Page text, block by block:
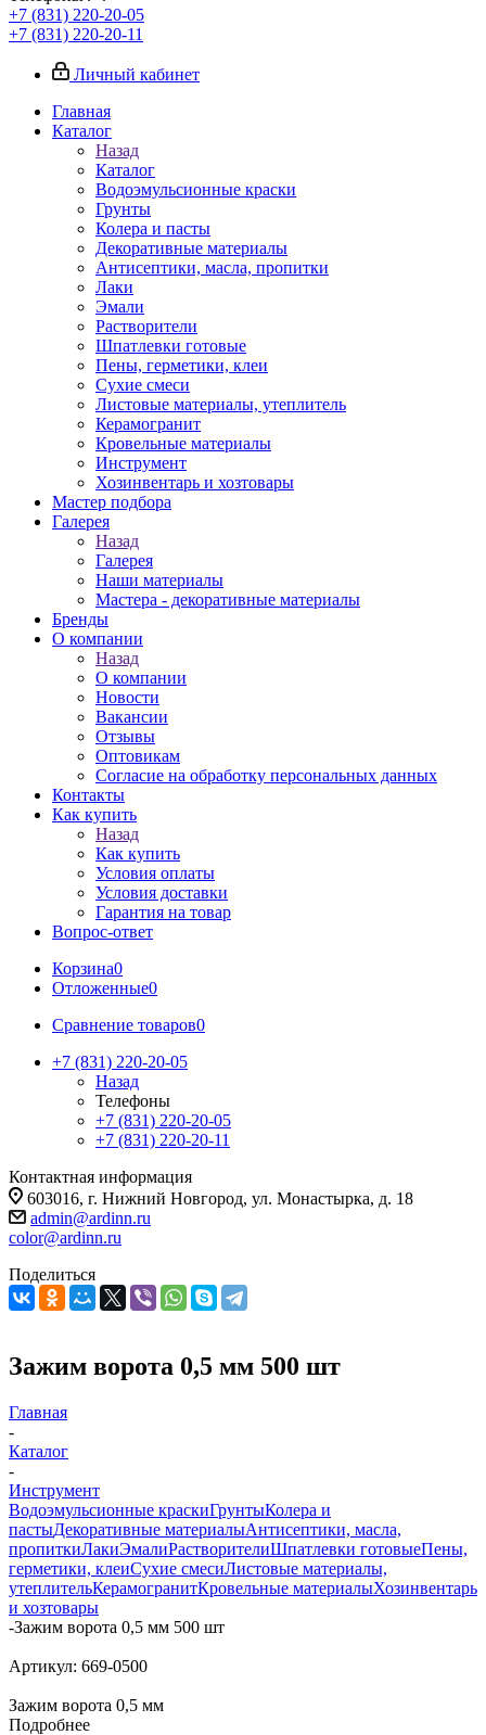
+7 (831) 220-20-05
+7 (831) 220-20-11
Личный кабинет
Главная
Каталог
Назад
Каталог
Водоэмульсионные краски
Грунты
Колера и пасты
Декоративные материалы
Антисептики, масла, пропитки
Лаки
Эмали
Растворители
Шпатлевки готовые
Пены, герметики, клеи
Сухие смеси
Листовые материалы, утеплитель
Керамогранит
Кровельные материалы
Инструмент
Хозинвентарь и хозтовары
Мастер подбора
Галерея
Назад
Галерея
Наши материалы
Мастера - декоративные материалы
Бренды
О компании
Назад
О компании
Новости
Вакансии
Отзывы
Оптовикам
Cогласие на обработку персональных данных
Контакты
Как купить
Назад
Как купить
Условия оплаты
Условия доставки
Гарантия на товар
Вопрос-ответ
Корзина0
Отложенные0
Сравнение товаров0
+7 (831) 220-20-05
Назад
Телефоны
+7 (831) 220-20-05
+7 (831) 220-20-11
Контактная информация
603016, г. Нижний Новгород, ул. Монастырка, д. 18
admin@ardinn.ru
color@ardinn.ru
Поделиться
Зажим ворота 0,5 мм 500 шт
Главная
-
Каталог
-
Инструмент
Водоэмульсионные краскиГрунтыКолера и
пастыДекоративные материалыАнтисептики, масла,
пропиткиЛакиЭмалиРастворителиШпатлевки готовыеПены,
герметики, клеиСухие смесиЛистовые материалы,
утеплительКерамогранитКровельные материалыХозинвентарь
и хозтовары
-Зажим ворота 0,5 мм 500 шт
Артикул: 669-0500
Зажим ворота 0,5 мм
Подробнее